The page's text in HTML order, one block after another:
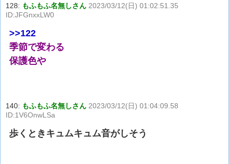
128: もふもふ名無しさん 2023/03/12(日) 01:02:51.35
ID:JFGnxxLW0
>>122
季節で変わる
保護色や
140: もふもふ名無しさん 2023/03/12(日) 01:04:09.58
ID:1V6OnwLSa
歩くときキュムキュム音がしそう